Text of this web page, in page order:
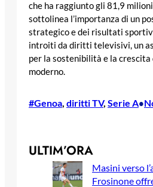
che ha raggiunto gli 81,9
sottolinea l’importanza di un
strategico e dei risultati
introiti da diritti televisivi, un
per la sostenibilità e la crescita
moderno.
#Genoa diritti TV, Serie A•
ULTIM’ORA
Masini verso
Frosinone